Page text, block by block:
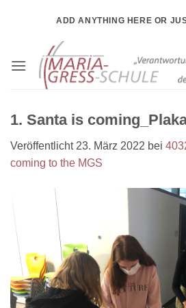
ADD ANYTHING HERE OR
1. Santa is
Veröffentlicht 23. März 2022 bei
coming to the MGS